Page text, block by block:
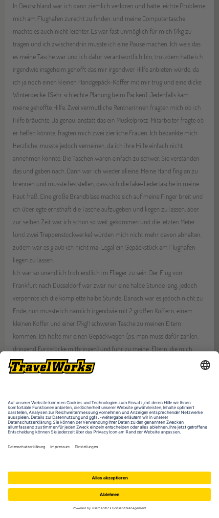
In Deutschland war ich dann ziemlich verloren und hatte leichte Probleme
mich am Flughafen zurecht zu finden. und meine Computertasche
machte es auch nicht leichter. Es war fast unmöglich für mich 17kg zu
tragen und ich zwischendrin musste ich eine Pause machen. Ich weis das
es meine Tasche war und ich dafür verantwortlich bin, trotzdem hatte ich
irgendwie insgeheim gehofft das mir irgendwer Hilfe anbieten würde, da
ich ja noch einen kleinen Handgepäck-Koffer mit mir trug und eine dicke
Winterdecke. (Sehr schlechte Planung beim Packen). Jedenfalls kam
meine gehoffte Hilfe. Zwei vermutliche Rentnerinnen fragten mich ob ich
Hilfe bräuchte. Ja genau, anstatt das ein Muskelprotz-Mitarbeiter fragte ob
er helfen könnte, fragten mich zwei zierliche Frauen. Ich bedankte mich
Herzliche, musste jedoch verneinen, da ich ihre Hilfe einfach nicht
annehmen konnte. Die Taschen waren einfach zu schwer. Sie verstanden
das und gaben nach. Dann war ich wieder alleine. Meine Hand fing an zu
brennen und musste feststellen, dass sich die fake-Ledertasche in meine
Haut fraß. Eine große Brandblase machte sich auf meine Finger breit und
ich überlegte ernsthaft die Tasche aufzugeben und liegen zu lassen, aber
zur selben Zeit war ich schon so weit gekommen und die letzten Meter
(und zwei Treppenstockwerke) würden mich nicht mehr davon abhalten,
zudem war es glaub ich nicht mal Legal ein Gepäckstück am Flughafen
liegen zu lassen.
Ich war so unendlich froh endlich im Flieger zu sein. Der Flug von
Frankfurt nach Düsseldorf war zwar nur eine halbe Stunde lang, jedoch
verpennte ich die komplette halbe Stunde. Danach war es jedoch nicht zu
Ende, nun musste ich nämlich irgendwie mit 2 großen Koffern, einem
kleinen Koffer und einer 17kg!! schweren Tasche zu meinen Eltern
kommen. Ich holte mir einen Gepäckwagen (ps. man muss dafür zahlen,
dringend Eurostücke mitbringen) und fuhr zu meine Eltern, die mich
schon freudig mit Schildern begrüßten. Auf den Schildern stand nicht
sowas wie “Wir habe dich vermisst” oder “Lieblingstochter”, nein, es
viel meiner Mama und meinem Stiefvater gleich in die Arme, selbst mein
Bruder überraschte mich an Flughafen. Mein Stiefvater nahm mir die
Koffer ab und erschöpft gingen wir zum Auto. Mama belöcherte mich mit
Fragen und ich hatte keine Chance auch nur eine Sekunde meine Augen
zu schließen, jedoch freute ich mich auch wirklich sehr sie wieder zu
meine Mama ein Meter Langes Plakat an unseren Zaun geklebt mit der
Aufschrift “Shit she is back”. So wusste also die ganze Nachbarschaft das
ich wieder zurück bin. Ich war wirklich sehr dankbar. Ich begrüßte meinen